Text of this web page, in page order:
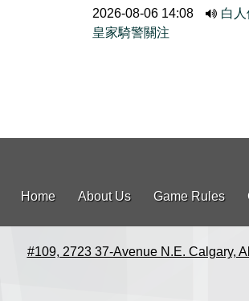
2026-08-06 14:08
白
皇家騎警關注
Home About Us Game Rules
#109, 2723 37-Avenue N.E. Calgary,